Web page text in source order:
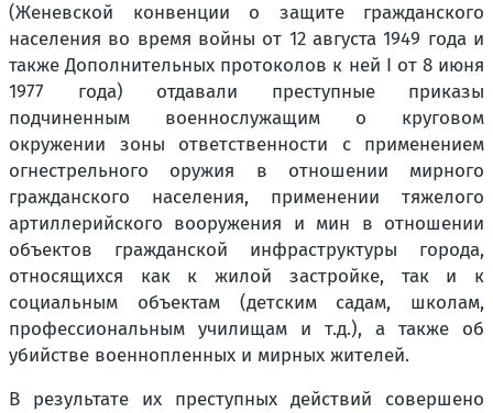
(Женевской конвенции о защите гражданского
населения во время войны от 12 августа 1949 года и
также Дополнительных протоколов к ней I от 8 июня
1977 года) отдавали преступные приказы
подчиненным военнослужащим о круговом
окружении зоны ответственности с применением
огнестрельного оружия в отношении мирного
гражданского населения, применении тяжелого
артиллерийского вооружения и мин в отношении
объектов гражданской инфраструктуры города,
относящихся как к жилой застройке, так и к
социальным объектам (детским садам, школам,
профессиональным училищам и т.д.), а также об
убийстве военнопленных и мирных жителей.
В результате их преступных действий совершено